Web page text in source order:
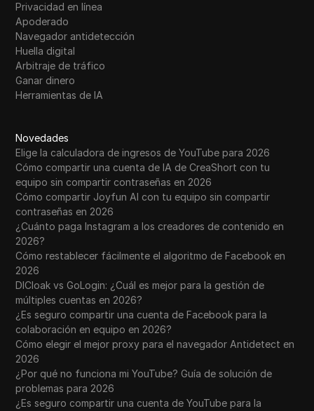
Privacidad en línea
Apoderado
Navegador antidetección
Huella digital
Arbitraje de tráfico
Ganar dinero
Herramientas de IA
Novedades
Elige la calculadora de ingresos de YouTube para 2026
Cómo compartir una cuenta de IA de CreaShort con tu
equipo sin compartir contraseñas en 2026
Cómo compartir Joyfun AI con tu equipo sin compartir
contraseñas en 2026
¿Cuánto paga Instagram a los creadores de contenido en
2026?
Cómo restablecer fácilmente el algoritmo de Facebook en
2026
DICloak vs GoLogin: ¿Cuál es mejor para la gestión de
múltiples cuentas en 2026?
¿Es seguro compartir una cuenta de Facebook para la
colaboración en equipo en 2026?
Cómo elegir el mejor proxy para el navegador Antidetect en
2026
¿Por qué no funciona mi YouTube? Guía de solución de
problemas para 2026
¿Es seguro compartir una cuenta de YouTube para la